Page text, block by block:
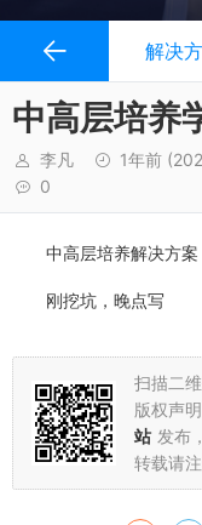
解决
中高层培养
李凡 1年前
0
中高层培养解决方案
刚挖坑，晚点写
扫描二
版权声
站 发布
转载请